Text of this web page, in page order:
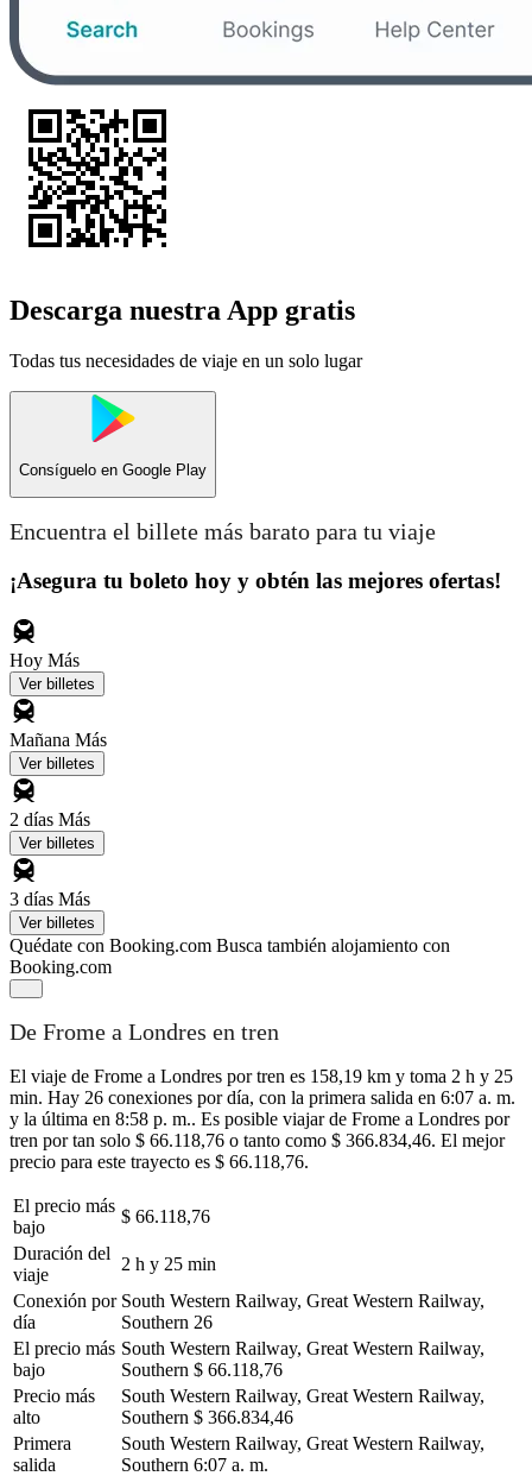
Descarga nuestra App gratis
Todas tus necesidades de viaje en un solo lugar
Consíguelo en Google Play
Encuentra el billete más barato para tu viaje
¡Asegura tu boleto hoy y obtén las mejores ofertas!
Hoy Más
Ver billetes
Mañana Más
Ver billetes
2 días Más
Ver billetes
3 días Más
Ver billetes
Quédate con Booking.com Busca también alojamiento con
Booking.com
De Frome a Londres en tren
El viaje de Frome a Londres por tren es 158,19 km y toma 2 h y 25
min. Hay 26 conexiones por día, con la primera salida en 6:07 a. m.
y la última en 8:58 p. m.. Es posible viajar de Frome a Londres por
tren por tan solo $ 66.118,76 o tanto como $ 366.834,46. El mejor
precio para este trayecto es $ 66.118,76.
El precio más
bajo
$ 66.118,76
Duración del
viaje
2 h y 25 min
Conexión por
día
South Western Railway, Great Western Railway,
Southern 26
El precio más
bajo
South Western Railway, Great Western Railway,
Southern $ 66.118,76
Precio más
alto
South Western Railway, Great Western Railway,
Southern $ 366.834,46
Primera
salida
South Western Railway, Great Western Railway,
Southern 6:07 a. m.